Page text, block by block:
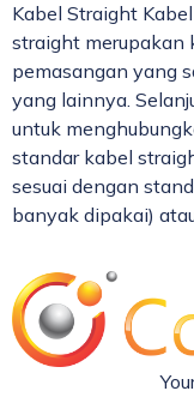
Kabel Straight
straight merupakan
pemasangan yang
yang lainnya.
untuk
standar kabel
sesuai dengan
banyak dipakai)